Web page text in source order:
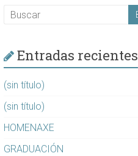
Entradas recientes
(sin título)
(sin título)
HOMENAXE
GRADUACIÓN